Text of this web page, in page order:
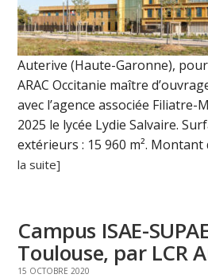
Auterive (Haute-Garonne),
ARAC Occitanie maître
avec l’agence associée Filiatre-
2025 le lycée Lydie Salvaire.
extérieurs : 15 960 m². Montant
la suite]
Campus ISAE-
Toulouse, par LCR
15 OCTOBRE 2020